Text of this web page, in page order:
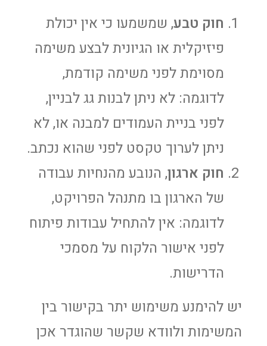
חוק טבע, שמשמעו כי אין יכולת
פיזיקלית או הגיונית לבצע משימה
מסוימת לפני משימה קודמת,
לדוגמה: לא ניתן לבנות גג לבניין,
לפני בניית העמודים למבנה או, לא
ניתן לערוך טקסט לפני שהוא נכתב.
חוק ארגון, הנובע מהנחיות עבודה
של הארגון בו מתנהל הפרויקט,
לדוגמה: אין להתחיל עבודות פיתוח
לפני אישור הלקוח על מסמכי
הדרישות.
יש להימנע משימוש יתר בקישור בין
המשימות ולוודא שקשר שהוגדר אכן